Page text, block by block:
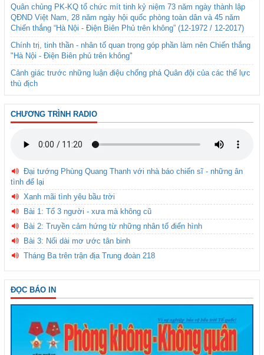
Quân chủng PK-KQ tổ chức mít tinh kỷ niệm 73 năm ngày thành lập
QĐND Việt Nam, 28 năm ngày hội quốc phòng toàn dân và 45 năm
Chiến thắng “Hà Nội - Điện Biên Phủ trên không” (12-1972 / 12-2017)
Chính trị, tinh thần - nhân tố quan trọng góp phần làm nên Chiến thắng
"Hà Nội - Điện Biên phủ trên không"
Cảnh giác trước những luận điệu chống phá Quân đội của các thế lực
thù địch
CHƯƠNG TRÌNH RADIO
Đại tướng Phùng Quang Thanh với nhà báo chiến sĩ - những ân
tình để lại
Xanh mãi tình yêu bầu trời
Bài 1: Tổ 3 người - xưa mà không cũ
Bài 2: Truyền cảm hứng từ những nhân tố điển hình
Bài 3: Nối dài mơ ước tân binh
Tháng Ba trên trận địa Trung đoàn 218
ĐỌC BÁO IN